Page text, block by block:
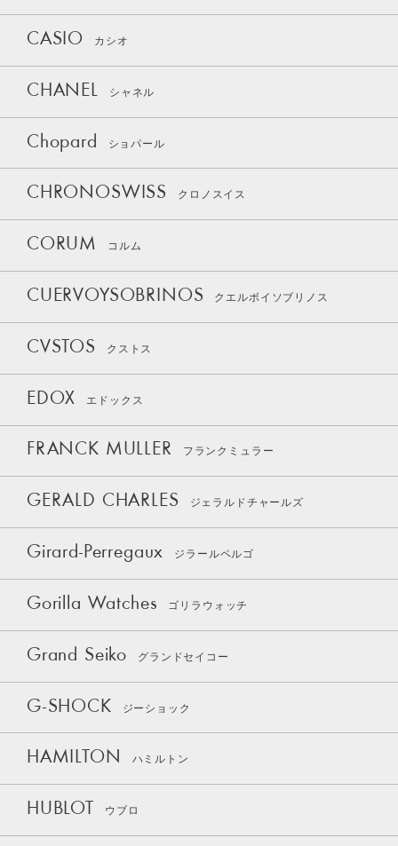
CASIO カシオ
CHANEL シャネル
Chopard ショパール
CHRONOSWISS クロノスイス
CORUM コルム
CUERVOYSOBRINOS クエルボイソブリノス
CVSTOS クストス
EDOX エドックス
FRANCK MULLER フランクミュラー
GERALD CHARLES ジェラルドチャールズ
Girard-Perregaux ジラールペルゴ
Gorilla Watches ゴリラウォッチ
Grand Seiko グランドセイコー
G-SHOCK ジーショック
HAMILTON ハミルトン
HUBLOT ウブロ